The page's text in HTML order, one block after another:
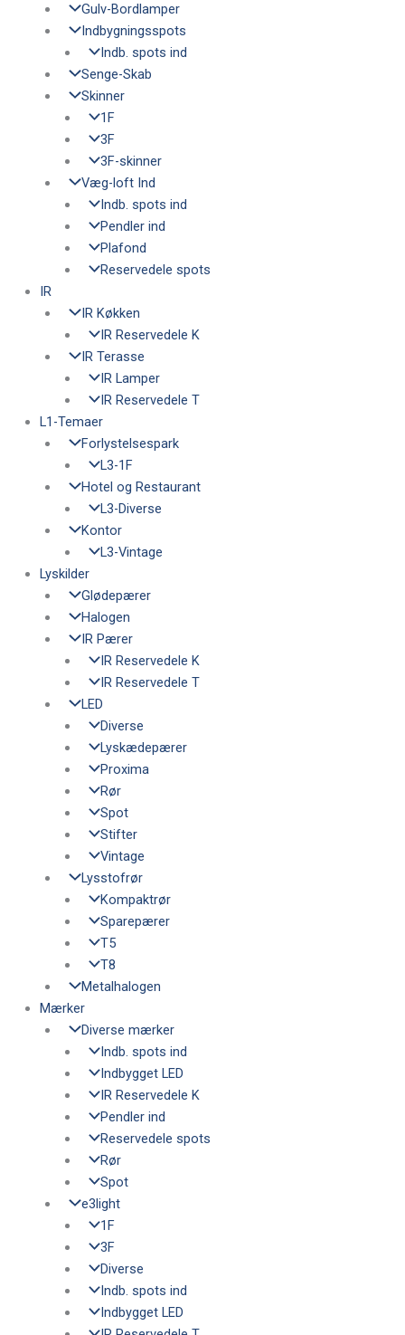
Gulv-Bordlamper
Indbygningsspots
Indb. spots ind
Senge-Skab
Skinner
1F
3F
3F-skinner
Væg-loft Ind
Indb. spots ind
Pendler ind
Plafond
Reservedele spots
IR
IR Køkken
IR Reservedele K
IR Terasse
IR Lamper
IR Reservedele T
L1-Temaer
Forlystelsespark
L3-1F
Hotel og Restaurant
L3-Diverse
Kontor
L3-Vintage
Lyskilder
Glødepærer
Halogen
IR Pærer
IR Reservedele K
IR Reservedele T
LED
Diverse
Lyskædepærer
Proxima
Rør
Spot
Stifter
Vintage
Lysstofrør
Kompaktrør
Sparepærer
T5
T8
Metalhalogen
Mærker
Diverse mærker
Indb. spots ind
Indbygget LED
IR Reservedele K
Pendler ind
Reservedele spots
Rør
Spot
e3light
1F
3F
Diverse
Indb. spots ind
Indbygget LED